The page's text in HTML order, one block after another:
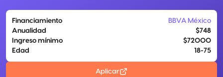
Financiamiento
BBVA México
Anualidad
$748
Ingreso mínimo
$72000
Edad
18-75
Aplicar